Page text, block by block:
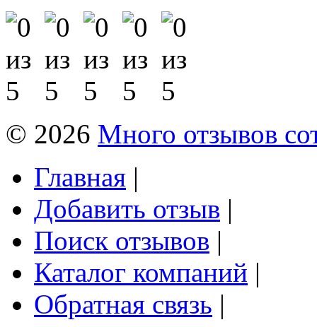
© 2026 Много отзывов
Главная |
Добавить отзыв |
Поиск отзывов |
Каталог компаний |
Обратная связь |